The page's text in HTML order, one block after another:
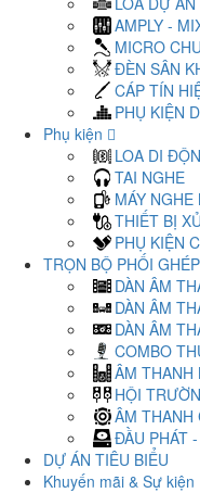
AMPLY -
MICRO
ĐÈN SÂN
CÁP TÍN
PHỤ KIỆN
Phụ kiện
LOA DI
TAI NGHE
MÁY NGHE
THIẾT BỊ
PHỤ KIỆN
TRỌN BỘ PHỐI GHÉP
DÀN ÂM
DÀN ÂM
DÀN ÂM
COMBO
ÂM THANH
HỘI
ÂM THANH
ĐẦU PHÁT
DỰ ÁN TIÊU BIỂU
Khuyến mãi & Sự kiện